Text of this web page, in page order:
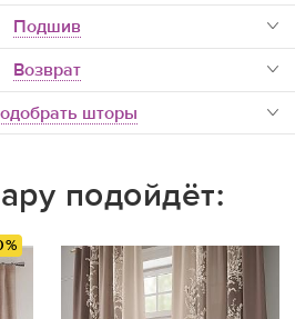
Подшив
Возврат
шторы
подойдёт: